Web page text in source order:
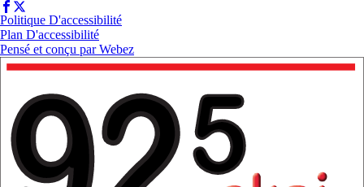
Politique D'accessibilité
Plan D'accessibilité
Pensé et conçu parWebez